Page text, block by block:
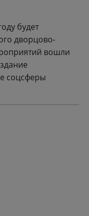
будет
дворцово-
вошли
соцсферы